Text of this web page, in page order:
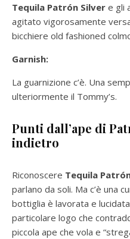
Tequila Patrón Silver e gli
agitato vigorosamente
bicchiere old fashioned
Garnish:
La guarnizione c’è. Una
ulteriormente il Tommy’s.
Punti dall’ape di
indietro
Riconoscere Tequila
parlano da soli. Ma c’è una
bottiglia è lavorata e
particolare logo che
piccola ape che vola e